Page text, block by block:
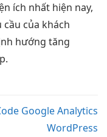
ích nhất hiện nay,
của khách
hướng tăng
Google Analytics
WordPress